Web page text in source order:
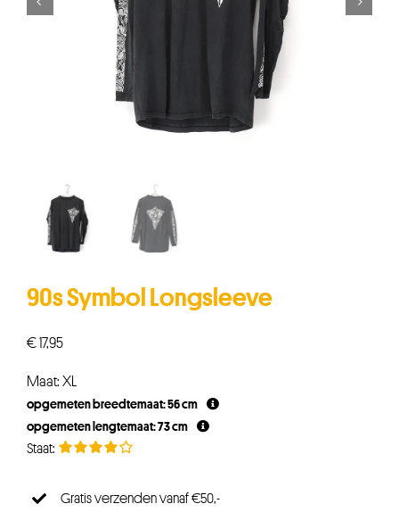
90s Symbol Longsleeve
€17,95
Maat: XL
opgemeten breedtemaat: 56 cm
opgemeten lengtemaat: 73 cm
Gratis verzenden vanaf €50,-